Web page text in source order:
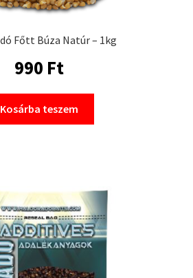
Főtt Búza Natúr – 1kg
990 Ft
Kosárba teszem